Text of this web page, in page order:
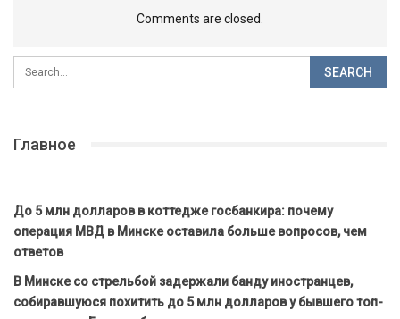
Comments are closed.
Главное
До 5 млн долларов в коттедже госбанкира: почему
операция МВД в Минске оставила больше вопросов, чем
ответов
В Минске со стрельбой задержали банду иностранцев,
собиравшуюся похитить до 5 млн долларов у бывшего топ-